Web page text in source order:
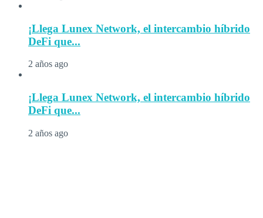
¡Llega Lunex Network, el intercambio híbrido
DeFi que...
2 años ago
¡Llega Lunex Network, el intercambio híbrido
DeFi que...
2 años ago